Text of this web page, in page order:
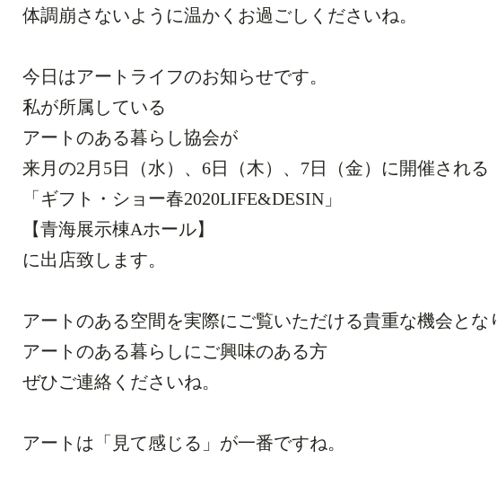
体調崩さないように温かくお過ごしくださいね。
今日はアートライフのお知らせです。
私が所属している
アートのある暮らし協会が
来月の2月5日（水）、6日（木）、7日（金）に開催される
「ギフト・ショー春2020LIFE&DESIN」
【青海展示棟Aホール】
に出店致します。
アートのある空間を実際にご覧いただける貴重な機会とな
アートのある暮らしにご興味のある方
ぜひご連絡くださいね。
アートは「見て感じる」が一番ですね。